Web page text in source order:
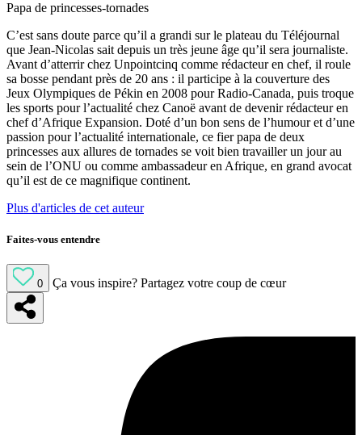
Papa de princesses-tornades
C’est sans doute parce qu’il a grandi sur le plateau du Téléjournal
que Jean-Nicolas sait depuis un très jeune âge qu’il sera journaliste.
Avant d’atterrir chez Unpointcinq comme rédacteur en chef, il roule
sa bosse pendant près de 20 ans : il participe à la couverture des
Jeux Olympiques de Pékin en 2008 pour Radio-Canada, puis troque
les sports pour l’actualité chez Canoë avant de devenir rédacteur en
chef d’Afrique Expansion. Doté d’un bon sens de l’humour et d’une
passion pour l’actualité internationale, ce fier papa de deux
princesses aux allures de tornades se voit bien travailler un jour au
sein de l’ONU ou comme ambassadeur en Afrique, en grand avocat
qu’il est de ce magnifique continent.
Plus d'articles de cet auteur
Faites-vous entendre
0 Ça vous inspire? Partagez votre coup de cœur